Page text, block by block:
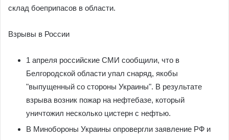
склад боеприпасов в области.
Взрывы в России
1 апреля российские СМИ сообщили, что в
Белгородской области упал снаряд, якобы
"выпущенный со стороны Украины". В результате
взрыва возник пожар на нефтебазе, который
уничтожил несколько цистерн с нефтью.
В Минобороны Украины опровергли заявление РФ и